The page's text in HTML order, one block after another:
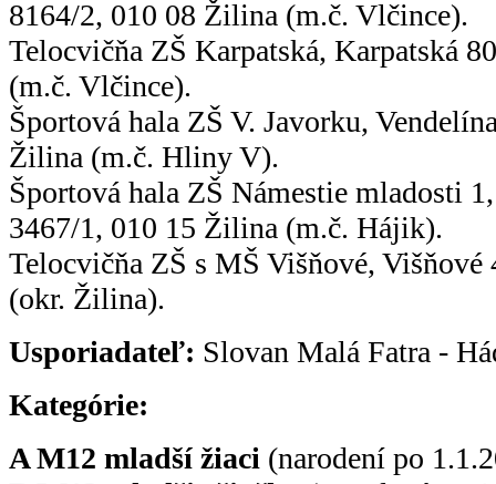
8164/2, 010 08 Žilina (m.č. Vlčince).
Telocvičňa ZŠ Karpatská, Karpatská
(m.č. Vlčince).
Športová hala ZŠ V. Javorku,
Žilina (m.č. Hliny V).
Športová hala ZŠ Námestie mladosti
3467/1, 010 15 Žilina (m.č. Hájik).
Telocvičňa ZŠ s MŠ Višňové, Višňové
(okr. Žilina).
Usporiadateľ: Slovan Malá Fatra -
Kategórie:
A M12 mladší žiaci (narodení po